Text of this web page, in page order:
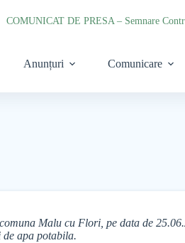
Anunțuri Comunicare
Malu cu Flori, pe data de
apa potabila.